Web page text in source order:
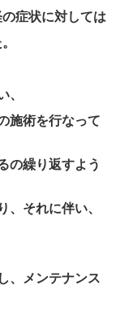
症状に対しては
施術を行なって
の繰り返すよう
それに伴い、
、メンテナンス